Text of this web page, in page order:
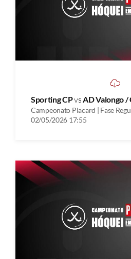
Sporting CPvsAD Valongo /
Campeonato Placard | Fase
02/05/2026 17:55